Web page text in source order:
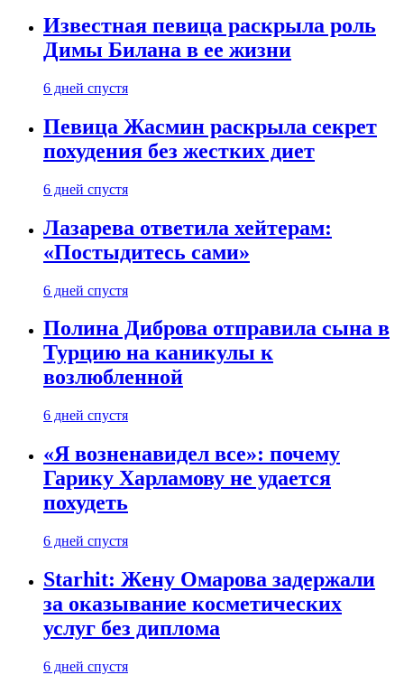
Известная певица раскрыла роль
Димы Билана в ее жизни
6 дней спустя
Певица Жасмин раскрыла секрет
похудения без жестких диет
6 дней спустя
Лазарева ответила хейтерам:
«Постыдитесь сами»
6 дней спустя
Полина Диброва отправила сына в
Турцию на каникулы к
возлюбленной
6 дней спустя
«Я возненавидел все»: почему
Гарику Харламову не удается
похудеть
6 дней спустя
Starhit: Жену Омарова задержали
за оказывание косметических
услуг без диплома
6 дней спустя